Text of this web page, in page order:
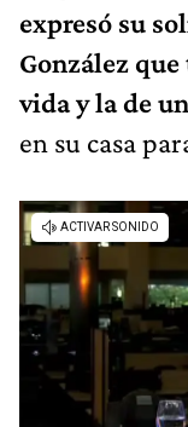
expresó su
González
vida y la de
en su casa